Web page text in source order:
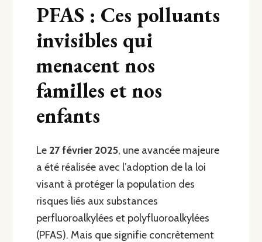
PFAS : Ces polluants
invisibles qui
menacent nos
familles et nos
enfants
Le 27 février 2025, une avancée majeure
a été réalisée avec l’adoption de la loi
visant à protéger la population des
risques liés aux substances
perfluoroalkylées et polyfluoroalkylées
(PFAS). Mais que signifie concrètement